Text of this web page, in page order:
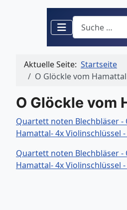
Suchen
Aktuelle Seite: Startseite
O Glöckle vom Hamattal
O Glöckle vom
Quartett noten Blechbläser -
Hamattal- 4x Violinschlüssel
Quartett noten Blechbläser -
Hamattal- 4x Violinschlüssel -